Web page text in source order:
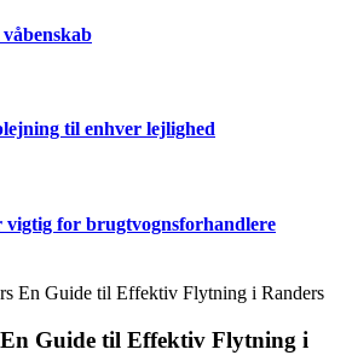
til enhver lejlighed
for brugtvognsforhandlere
En Guide til Effektiv Flytning i Randers
Guide til Effektiv Flytning i